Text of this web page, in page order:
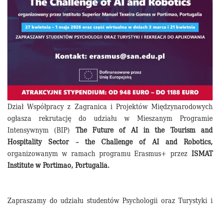
Dział Współpracy z Zagranica i Projektów Międzynarodowych
ogłasza rekrutację do udziału w Mieszanym Programie
Intensywnym (BIP) The Future of AI in the Tourism and
Hospitality Sector – the Challenge of AI and Robotics,
organizowanym w ramach programu Erasmus+ przez ISMAT
Institute w Portimao, Portugalia.
Zapraszamy do udziału studentów Psychologii oraz Turystyki i